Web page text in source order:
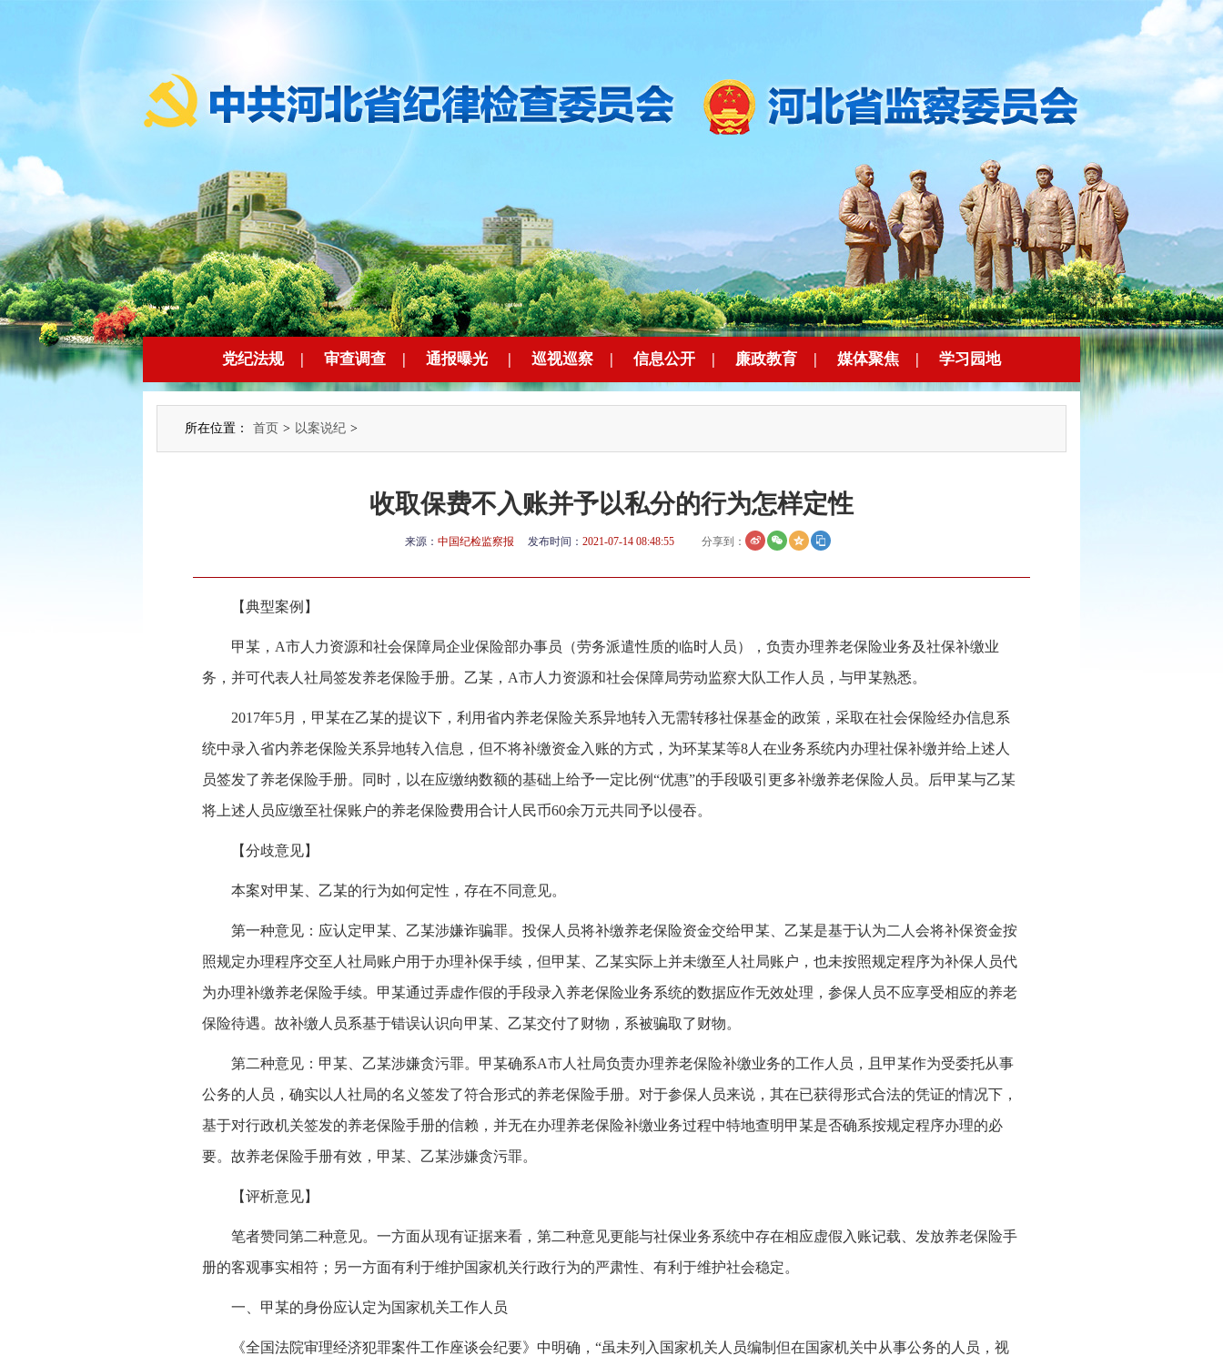
党纪法规 | 审查调查 | 通报曝光 | 巡视巡察 | 信息公开 | 廉政教育 | 媒体聚焦 | 学习园地
所在位置： 首页 > 以案说纪 >
收取保费不入账并予以私分的行为怎样定性
来源： 中国纪检监察报 发布时间： 2021-07-14 08:48:55 分享到：
【典型案例】
甲某，A市人力资源和社会保障局企业保险部办事员（劳务派遣性质的临时人员），负责办理养老保险业务及社保补缴业
务，并可代表人社局签发养老保险手册。乙某，A市人力资源和社会保障局劳动监察大队工作人员，与甲某熟悉。
2017年5月，甲某在乙某的提议下，利用省内养老保险关系异地转入无需转移社保基金的政策，采取在社会保险经办信息系
统中录入省内养老保险关系异地转入信息，但不将补缴资金入账的方式，为环某某等8人在业务系统内办理社保补缴并给上述人
员签发了养老保险手册。同时，以在应缴纳数额的基础上给予一定比例“优惠”的手段吸引更多补缴养老保险人员。后甲某与乙某
将上述人员应缴至社保账户的养老保险费用合计人民币60余万元共同予以侵吞。
【分歧意见】
本案对甲某、乙某的行为如何定性，存在不同意见。
第一种意见：应认定甲某、乙某涉嫌诈骗罪。投保人员将补缴养老保险资金交给甲某、乙某是基于认为二人会将补保资金按
照规定办理程序交至人社局账户用于办理补保手续，但甲某、乙某实际上并未缴至人社局账户，也未按照规定程序为补保人员代
为办理补缴养老保险手续。甲某通过弄虚作假的手段录入养老保险业务系统的数据应作无效处理，参保人员不应享受相应的养老
保险待遇。故补缴人员系基于错误认识向甲某、乙某交付了财物，系被骗取了财物。
第二种意见：甲某、乙某涉嫌贪污罪。甲某确系A市人社局负责办理养老保险补缴业务的工作人员，且甲某作为受委托从事
公务的人员，确实以人社局的名义签发了符合形式的养老保险手册。对于参保人员来说，其在已获得形式合法的凭证的情况下，
基于对行政机关签发的养老保险手册的信赖，并无在办理养老保险补缴业务过程中特地查明甲某是否确系按规定程序办理的必
要。故养老保险手册有效，甲某、乙某涉嫌贪污罪。
【评析意见】
笔者赞同第二种意见。一方面从现有证据来看，第二种意见更能与社保业务系统中存在相应虚假入账记载、发放养老保险手
册的客观事实相符；另一方面有利于维护国家机关行政行为的严肃性、有利于维护社会稳定。
一、甲某的身份应认定为国家机关工作人员
《全国法院审理经济犯罪案件工作座谈会纪要》中明确，“虽未列入国家机关人员编制但在国家机关中从事公务的人员，视